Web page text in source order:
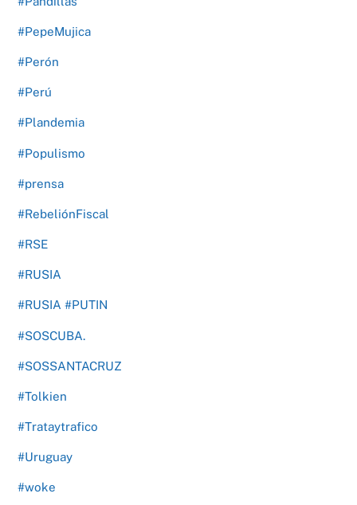
#PepeMujica
#Perón
#Perú
#Plandemia
#Populismo
#prensa
#RebeliónFiscal
#RSE
#RUSIA
#RUSIA #PUTIN
#SOSCUBA.
#SOSSANTACRUZ
#Tolkien
#Trataytrafico
#Uruguay
#woke